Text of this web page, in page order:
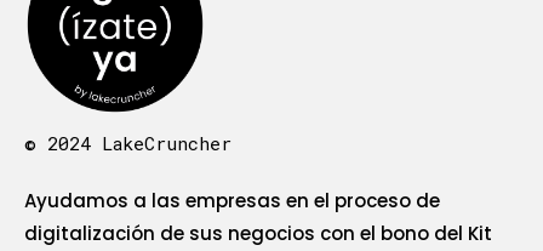
© 2024 LakeCruncher
Ayudamos a las empresas en el proceso de
digitalización de sus negocios con el bono del Kit